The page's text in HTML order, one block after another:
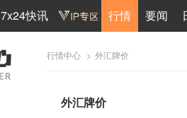
7x24快讯 行情 要闻
行情中心 > 外汇牌价
外汇牌价